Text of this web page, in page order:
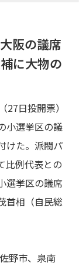
阪の議席
に大物の
日投開票）
小選挙区の議
けた。派閥パ
比例代表との
選挙区の議席
首相（自民総
野市、泉南